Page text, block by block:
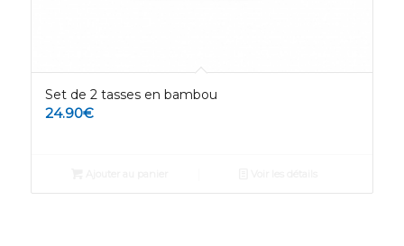
Set de 2 tasses en bambou
24.90€